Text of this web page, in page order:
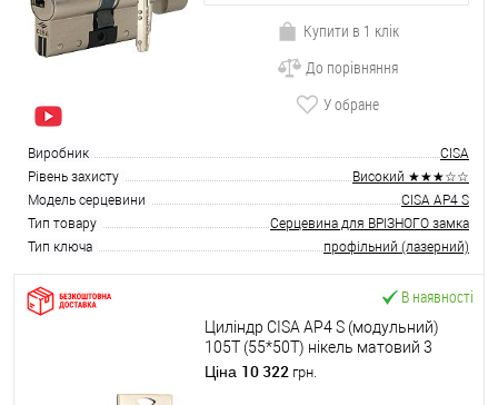
Купити в 1 клік
До порівняння
У обране
Виробник
CISA
Рівень захисту
Високий ★★★☆☆
Модель серцевини
CISA AP4 S
Тип товару
Серцевина для ВРІЗНОГО замка
Тип ключа
профільний (лазерний)
В наявності
Циліндр CISA AP4 S (модульний)
105T (55*50T) нікель матовий 3
ключі
Ціна 10 322 грн.